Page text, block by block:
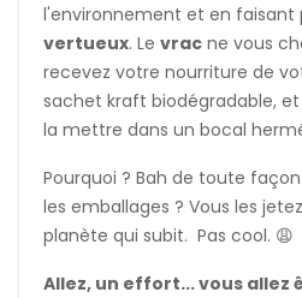
l'environnement et en faisant
vertueux. Le vrac ne vous
recevez votre nourriture de
sachet kraft biodégradable,
la mettre dans un bocal
Pourquoi ? Bah de toute
les emballages ? Vous les
planète qui subit. Pas cool. 😩
Allez, un effort... vous